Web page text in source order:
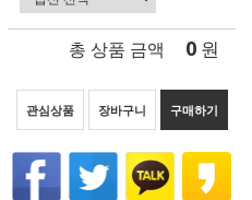
총 상품 금액 0 원
관심상품 장바구니 구매하기